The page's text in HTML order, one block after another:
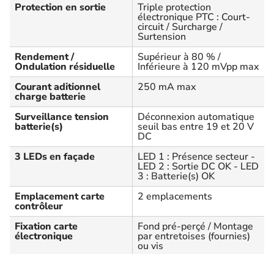
Protection en sortie
Triple protection
électronique PTC : Court-
circuit / Surcharge /
Surtension
Rendement /
Ondulation résiduelle
Supérieur à 80 % /
Inférieure à 120 mVpp max
Courant aditionnel
charge batterie
250 mA max
Surveillance tension
batterie(s)
Déconnexion automatique
seuil bas entre 19 et 20 V
DC
3 LEDs en façade
LED 1 : Présence secteur -
LED 2 : Sortie DC OK - LED
3 : Batterie(s) OK
Emplacement carte
contrôleur
2 emplacements
Fixation carte
électronique
Fond pré-perçé / Montage
par entretoises (fournies)
ou vis